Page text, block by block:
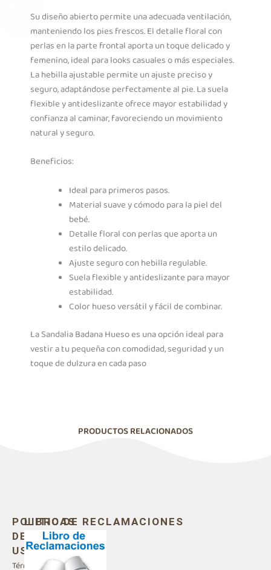
Su diseño abierto permite una adecuada ventilación,
manteniendo los pies frescos. El detalle floral con
perlas en la parte frontal aporta un toque delicado y
femenino, ideal para looks casuales o más especiales.
La hebilla ajustable permite un ajuste preciso y
seguro, adaptándose perfectamente al pie. La suela
flexible y antideslizante ofrece mayor estabilidad y
confianza al caminar, favoreciendo un movimiento
natural y seguro.
Beneficios:
Ideal para primeros pasos.
Material suave y cómodo para la piel del
bebé.
Detalle floral con perlas que aporta un
estilo delicado.
Ajuste seguro con hebilla regulable.
Suela flexible y antideslizante para mayor
estabilidad.
Color hueso versátil y fácil de combinar.
La Sandalia Badana Hueso es una opción ideal para
vestir a tu pequeña con comodidad, seguridad y un
toque de dulzura en cada paso
PRODUCTOS RELACIONADOS
POLITICAS
DE
USO
Términos y
LIBRO DE RECLAMACIONES